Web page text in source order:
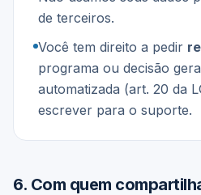
de terceiros.
Você tem direito a pedir
programa ou decisão
automatizada (art. 20 da
escrever para o suporte.
6. Com quem